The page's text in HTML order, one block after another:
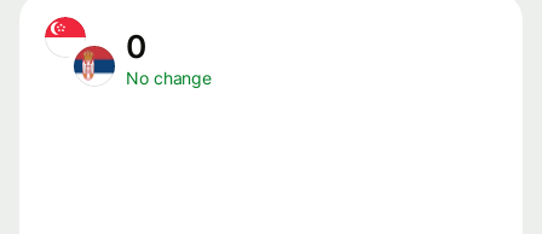
0
No change